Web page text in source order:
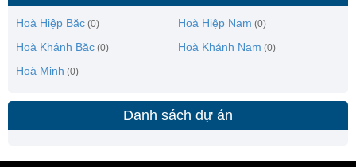
Hoà Hiệp Băc (0) Hoà Hiệp Nam (0)
Hoà Khánh Băc (0) Hoà Khánh Nam (0)
Hoà Minh (0)
Danh sách dự án